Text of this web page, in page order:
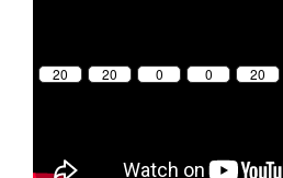
20 20 0 0 20